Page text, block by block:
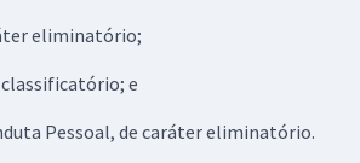
eliminatório;
e
Pessoal, de caráter eliminatório.